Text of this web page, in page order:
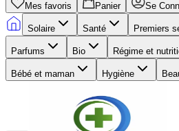
Mes favoris Panier Se
Solaire Santé Premiers
Parfums Bio Régime et
Bébé et maman Hygiène